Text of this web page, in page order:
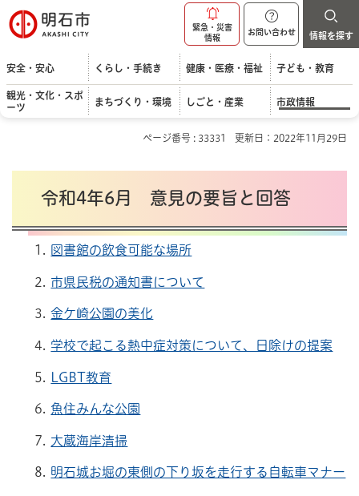
明石市
緊急・災害
情報
お問い合わせ 情報を探す
安全・安心 くらし・手続き 健康・医療・福祉 子ども・教育
観光・文化・スポ
ーツ
まちづくり・環境 しごと・産業 市政情報
ページ番号 : 33331 更新日：2022年11月29日
令和4年6月 意見の要旨と回答
図書館の飲食可能な場所
市県民税の通知書について
金ケ崎公園の美化
学校で起こる熱中症対策について、日除けの提案
LGBT教育
魚住みんな公園
大蔵海岸清掃
明石城お堀の東側の下り坂を走行する自転車マナー